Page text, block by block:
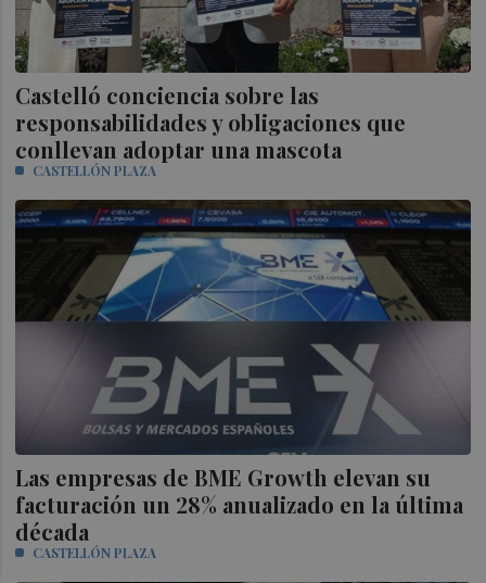
Castelló conciencia sobre las
responsabilidades y obligaciones que
conllevan adoptar una mascota
CASTELLÓN PLAZA
Las empresas de BME Growth elevan su
facturación un 28% anualizado en la última
década
CASTELLÓN PLAZA